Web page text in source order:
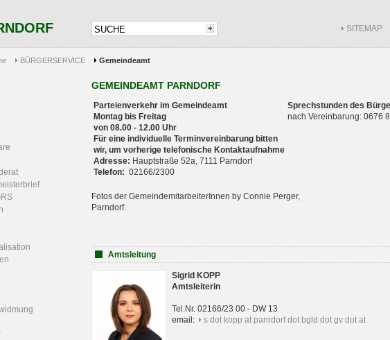
SITEMAP
BÜRGERSERVICE Gemeindeamt
GEMEINDEAMT PARNDORF
Parteienverkehr im Gemeindeamt
Montag bis Freitag
von 08.00 - 12.00 Uhr
Für eine individuelle Terminvereinbarung bitten
wir, um vorherige telefonische Kontaktaufnahme
Adresse: Hauptstraße 52a, 7111 Parndorf
Telefon: 02166/2300
Sprechstunden des
nach Vereinbarung: 0676
Fotos der GemeindemitarbeiterInnen by Connie Perger,
Parndorf.
Amtsleitung
Sigrid KOPP
Amtsleiterin
Tel.Nr. 02166/23 00 - DW 13
email:
s dot kopp at parndorf dot bgld dot gv dot at